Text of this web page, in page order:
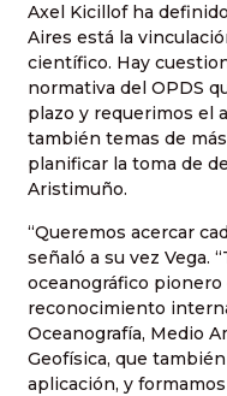
Axel Kicillof ha
Aires está la
científico. Hay
normativa del OPDS
plazo y requerimos el
también temas de
planificar la toma de
Aristimuño.
“Queremos acercar
señaló a su vez Vega.
oceanográfico
reconocimiento
Oceanografía, Medio
Geofísica, que
aplicación, y